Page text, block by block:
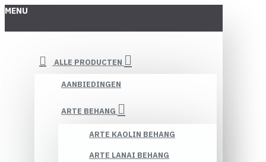
MENU
ALLE PRODUCTEN
AANBIEDINGEN
ARTE BEHANG
ARTE KAOLIN BEHANG
ARTE LANAI BEHANG